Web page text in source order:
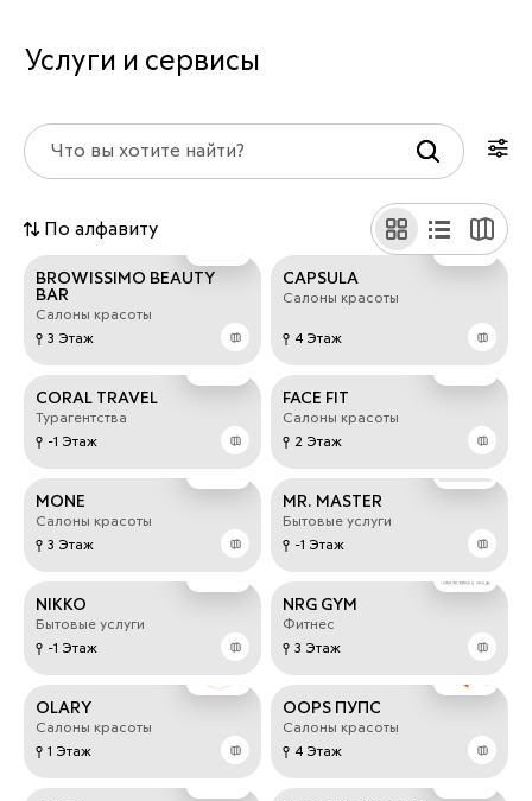
Услуги и сервисы
По алфавиту
BROWISSIMO BEAUTY
BAR
Салоны красоты
3 Этаж
CAPSULA
Салоны красоты
4 Этаж
CORAL TRAVEL
Турагентства
-1 Этаж
FACE FIT
Салоны красоты
2 Этаж
MONE
Салоны красоты
3 Этаж
MR. MASTER
Бытовые услуги
-1 Этаж
NIKKO
Бытовые услуги
-1 Этаж
NRG GYM
Фитнес
3 Этаж
OLARY
Салоны красоты
1 Этаж
OOPS ПУПС
Салоны красоты
4 Этаж